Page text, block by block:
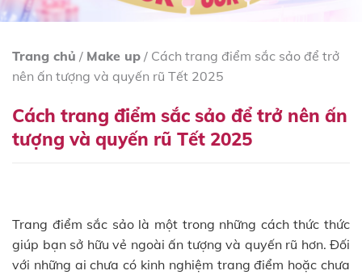
Trang chủ / Make up / Cách trang điểm sắc sảo để trở
nên ấn tượng và quyến rũ Tết 2025
Cách trang điểm sắc sảo để trở nên ấn
tượng và quyến rũ Tết 2025
Trang điểm sắc sảo là một trong những cách thức thức
giúp bạn sở hữu vẻ ngoài ấn tượng và quyến rũ hơn. Đối
với những ai chưa có kinh nghiệm trang điểm hoặc chưa